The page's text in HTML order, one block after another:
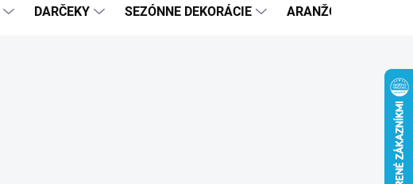
DARČEKY SEZÓNNE DEKORÁCIE ARANŽOVACÍ